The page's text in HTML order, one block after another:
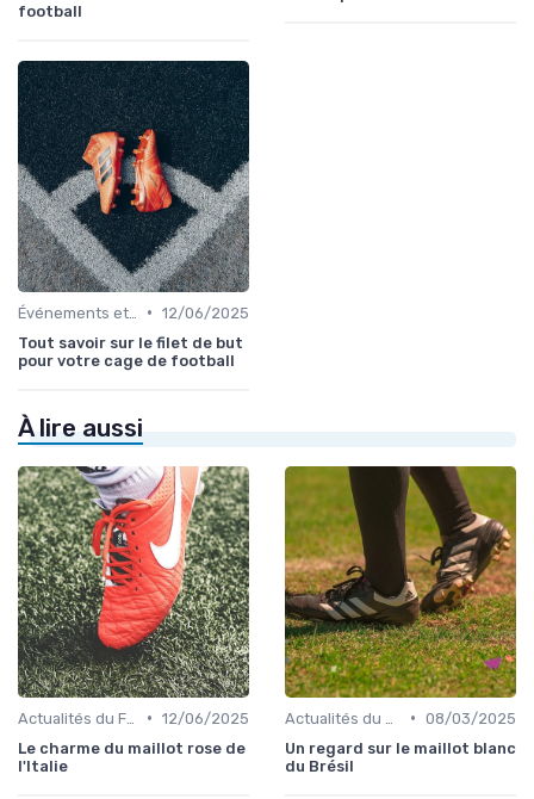
football
• 12/06/2025
Tout savoir sur le filet de but
pour votre cage de football
À lire aussi
• 12/06/2025
Le charme du maillot rose de
l'Italie
• 08/03/2025
Un regard sur le maillot blanc
du Brésil